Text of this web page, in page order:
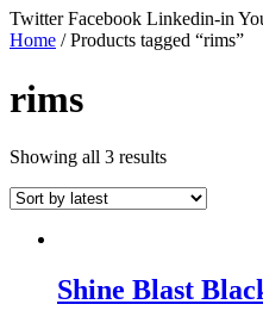
Twitter Facebook Linkedin-in
Home / Products tagged “rims”
rims
Showing all 3 results
Shine Blast